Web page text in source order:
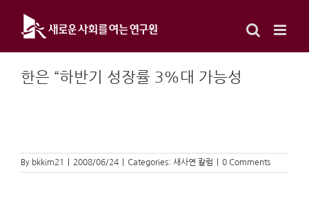
content
한은 “하반기 성장률 3%대 가능성
By bkkim21 2008/06/24 Categories: 새사연 칼럼 0 Comments